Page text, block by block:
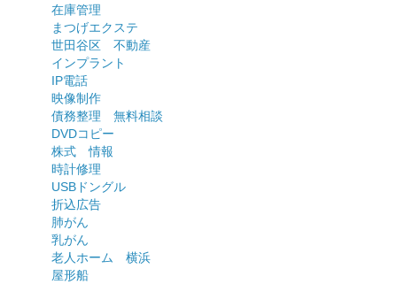
在庫管理
まつげエクステ
世田谷区 不動産
インプラント
IP電話
映像制作
債務整理 無料相談
DVDコピー
株式 情報
時計修理
USBドングル
折込広告
肺がん
乳がん
老人ホーム 横浜
屋形船